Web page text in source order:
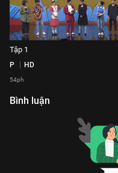
Tập 1
P HD
54ph
Bình luận